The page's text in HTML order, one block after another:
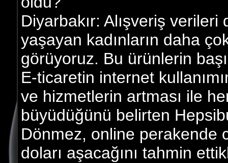
Diyarbakır: Alışveriş
yaşayan kadınların daha
görüyoruz. Bu ürünlerin
E-ticaretin internet
ve hizmetlerin artması ile
büyüdüğünü belirten
Dönmez, online perakende
doları aşacağını tahmin